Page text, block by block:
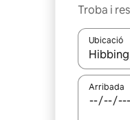
Troba i
Ubicació
Quan
Arribada